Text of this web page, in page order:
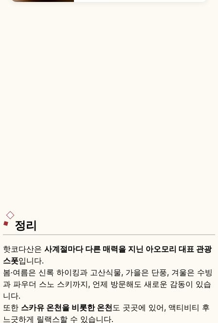
정리
핫코다산은 사계절마다 다른 매력을 지닌 아오모리 대표 관광
스폿입니다.
봄·여름은 신록 하이킹과 고산식물, 가을은 단풍, 겨울은 수빙
과 파우더 스노 스키까지, 언제 방문해도 새로운 감동이 있습
니다.
또한 스카유 온천을 비롯한 온천도 곳곳에 있어, 액티비티 후
느긋하게 릴랙스할 수 있습니다.